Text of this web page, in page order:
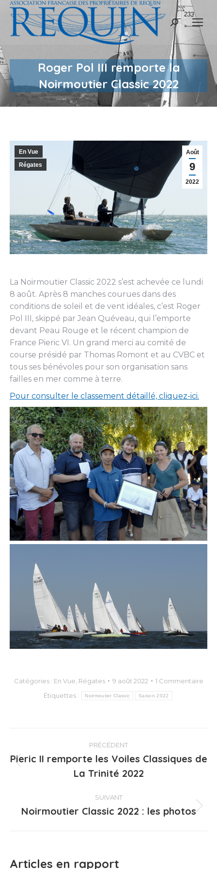
Recherche
Roger Pol III remporte la
Noirmoutier Classic 2022
Août
9
2022
En Vue
Régates
La Noirmoutier Classic 2022 s’est achevée ce lundi
8 août. Après 8 manches courues dans des
conditions de soleil et de vent idéales, c’est Roger
Pol III, skippé par Jean Quéveau, qui l’emporte
devant Peau Rouge et le récent champion de
France Pieric VI. Un grand merci au comité de
course présidé par Thomas Romont et au CVBC et
tous ses bénévoles pour son organisation sans
failles en mer comme à terre.
Pour consulter le classement détaillé, cliquez-ici.
Catégories : En Vue Régates 9 août 2022
1 Commentaire
Étiquettes :
Noirmoutier Classic Saison 2022
Navigation
article
PRÉCÉDENT
précédent
Pieric II remporte les Voiles Classiques de
La Trinité 2022
SUIVANT
Article
Noirmoutier Classic 2022 : les photos
Articles en rapport